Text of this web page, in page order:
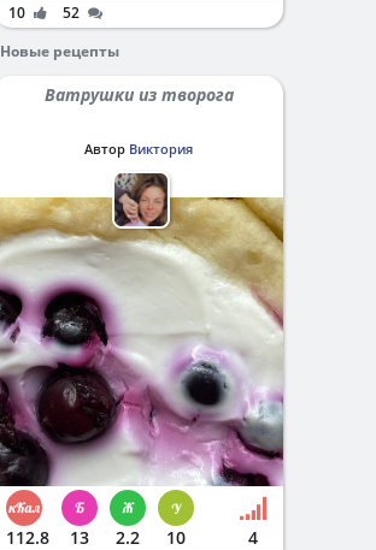
10
52
Новые рецепты
Ватрушки из творога
Автор Виктория
112.8 13 2.2 10 4